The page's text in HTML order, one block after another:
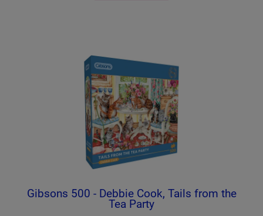
Gibsons 500 - Debbie Cook, Tails from the
Tea Party